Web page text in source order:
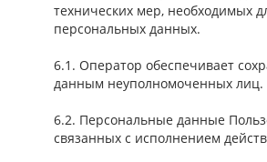
технических мер, необходимых
персональных данных.
6.1. Оператор обеспечивает
данным неуполномоченных лиц.
6.2. Персональные данные
связанных с исполнением